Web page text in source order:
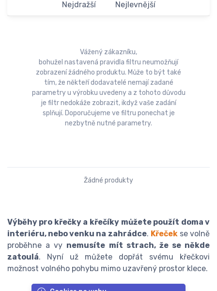
Nejdražší Nejlevnější
Vážený zákazníku,
bohužel nastavená pravidla filtru neumožňují
zobrazení žádného produktu. Může to být také
tím, že někteří dodavatelé nemají zadané
parametry u výrobku uvedeny a z tohoto důvodu
je filtr nedokáže zobrazit, ikdyž vaše zadání
splňují. Doporučujeme ve filtru ponechat je
nezbytně nutné parametry.
Žádné produkty
Výběhy pro křečky a křečíky můžete použít doma v
interiéru, nebo venku na zahrádce. Křeček se volně
proběhne a vy nemusíte mít strach, že se někde
zatoulá. Nyní už můžete dopřát svému křečkovi
možnost volného pohybu mimo uzavřený prostor klece.